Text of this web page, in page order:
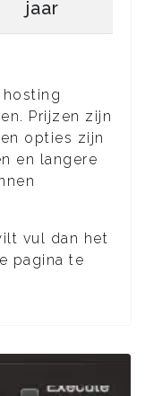
jaar
Prijzen zijn
opties zijn
en langere
vul dan het
pagina te